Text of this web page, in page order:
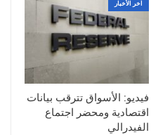
أخر الأخبار
فيديو: الأسواق تترقب بيانات
اقتصادية ومحضر اجتماع
الفيدرالي